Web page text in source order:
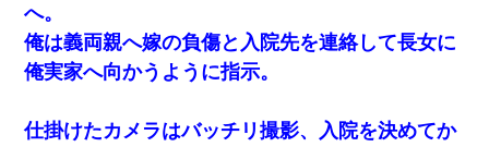
へ。
俺は義両親へ嫁の負傷と入院先を連絡して長女に
俺実家へ向かうように指示。
仕掛けたカメラはバッチリ撮影、入院を決めてか